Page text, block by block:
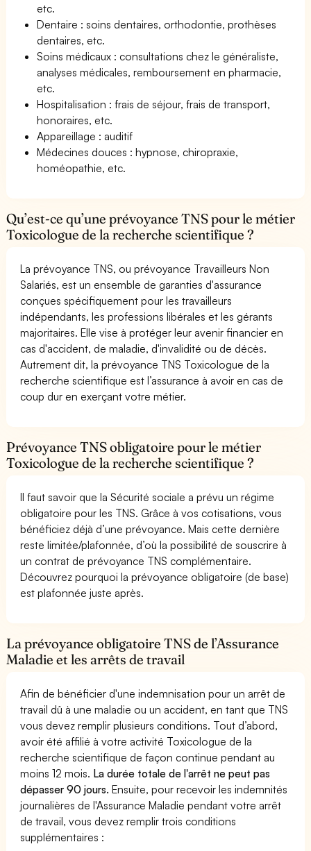
etc.
Dentaire : soins dentaires, orthodontie, prothèses
dentaires, etc.
Soins médicaux : consultations chez le généraliste,
analyses médicales, remboursement en pharmacie,
etc.
Hospitalisation : frais de séjour, frais de transport,
honoraires, etc.
Appareillage : auditif
Médecines douces : hypnose, chiropraxie,
homéopathie, etc.
Qu’est-ce qu’une prévoyance TNS pour le métier
Toxicologue de la recherche scientifique ?
La prévoyance TNS, ou prévoyance Travailleurs Non
Salariés, est un ensemble de garanties d'assurance
conçues spécifiquement pour les travailleurs
indépendants, les professions libérales et les gérants
majoritaires. Elle vise à protéger leur avenir financier en
cas d'accident, de maladie, d'invalidité ou de décès.
Autrement dit, la prévoyance TNS Toxicologue de la
recherche scientifique est l’assurance à avoir en cas de
coup dur en exerçant votre métier.
Prévoyance TNS obligatoire pour le métier
Toxicologue de la recherche scientifique ?
Il faut savoir que la Sécurité sociale a prévu un régime
obligatoire pour les TNS. Grâce à vos cotisations, vous
bénéficiez déjà d’une prévoyance. Mais cette dernière
reste limitée/plafonnée, d’où la possibilité de souscrire à
un contrat de prévoyance TNS complémentaire.
Découvrez pourquoi la prévoyance obligatoire (de base)
est plafonnée juste après.
La prévoyance obligatoire TNS de l’Assurance
Maladie et les arrêts de travail
Afin de bénéficier d'une indemnisation pour un arrêt de
travail dû à une maladie ou un accident, en tant que TNS
vous devez remplir plusieurs conditions. Tout d’abord,
avoir été affilié à votre activité Toxicologue de la
recherche scientifique de façon continue pendant au
moins 12 mois. La durée totale de l'arrêt ne peut pas
dépasser 90 jours. Ensuite, pour recevoir les indemnités
journalières de l'Assurance Maladie pendant votre arrêt
de travail, vous devez remplir trois conditions
supplémentaires :